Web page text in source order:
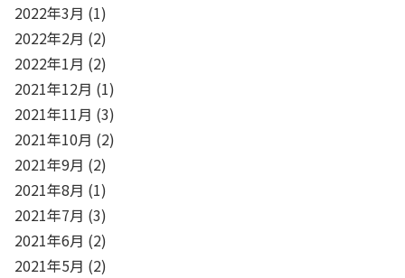
2022年3月 (1)
2022年2月 (2)
2022年1月 (2)
2021年12月 (1)
2021年11月 (3)
2021年10月 (2)
2021年9月 (2)
2021年8月 (1)
2021年7月 (3)
2021年6月 (2)
2021年5月 (2)